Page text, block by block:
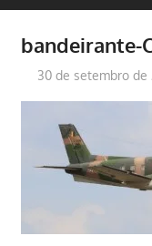
bandeirante-
30 de setembro de